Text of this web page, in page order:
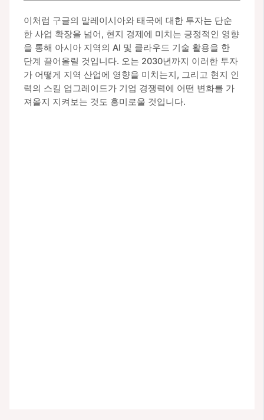
이처럼 구글의 말레이시아와 태국에 대한 투자는 단순
한 사업 확장을 넘어, 현지 경제에 미치는 긍정적인 영향
을 통해 아시아 지역의 AI 및 클라우드 기술 활용을 한
단계 끌어올릴 것입니다. 오는 2030년까지 이러한 투자
가 어떻게 지역 산업에 영향을 미치는지, 그리고 현지 인
력의 스킬 업그레이드가 기업 경쟁력에 어떤 변화를 가
져올지 지켜보는 것도 흥미로울 것입니다.